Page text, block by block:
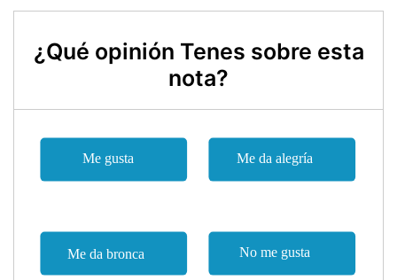
¿Qué opinión Tenes sobre esta
nota?